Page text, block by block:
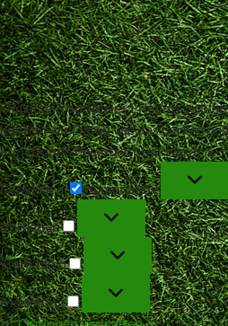
Um dir ein optimales Erlebnis zu
können wir Daten wie das
Funktionen beeinträchtigt werden.
Funktional
Funktional
Immer aktiv
Vorlieben
Vorlieben
Statistiken
Statistiken
Marketing
Marketing